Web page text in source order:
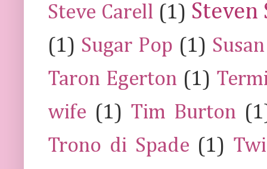
Steve Carell (1) Steven
(1) Sugar Pop (1)
Taron Egerton (1)
wife (1) Tim Burton
Trono di Spade (1)